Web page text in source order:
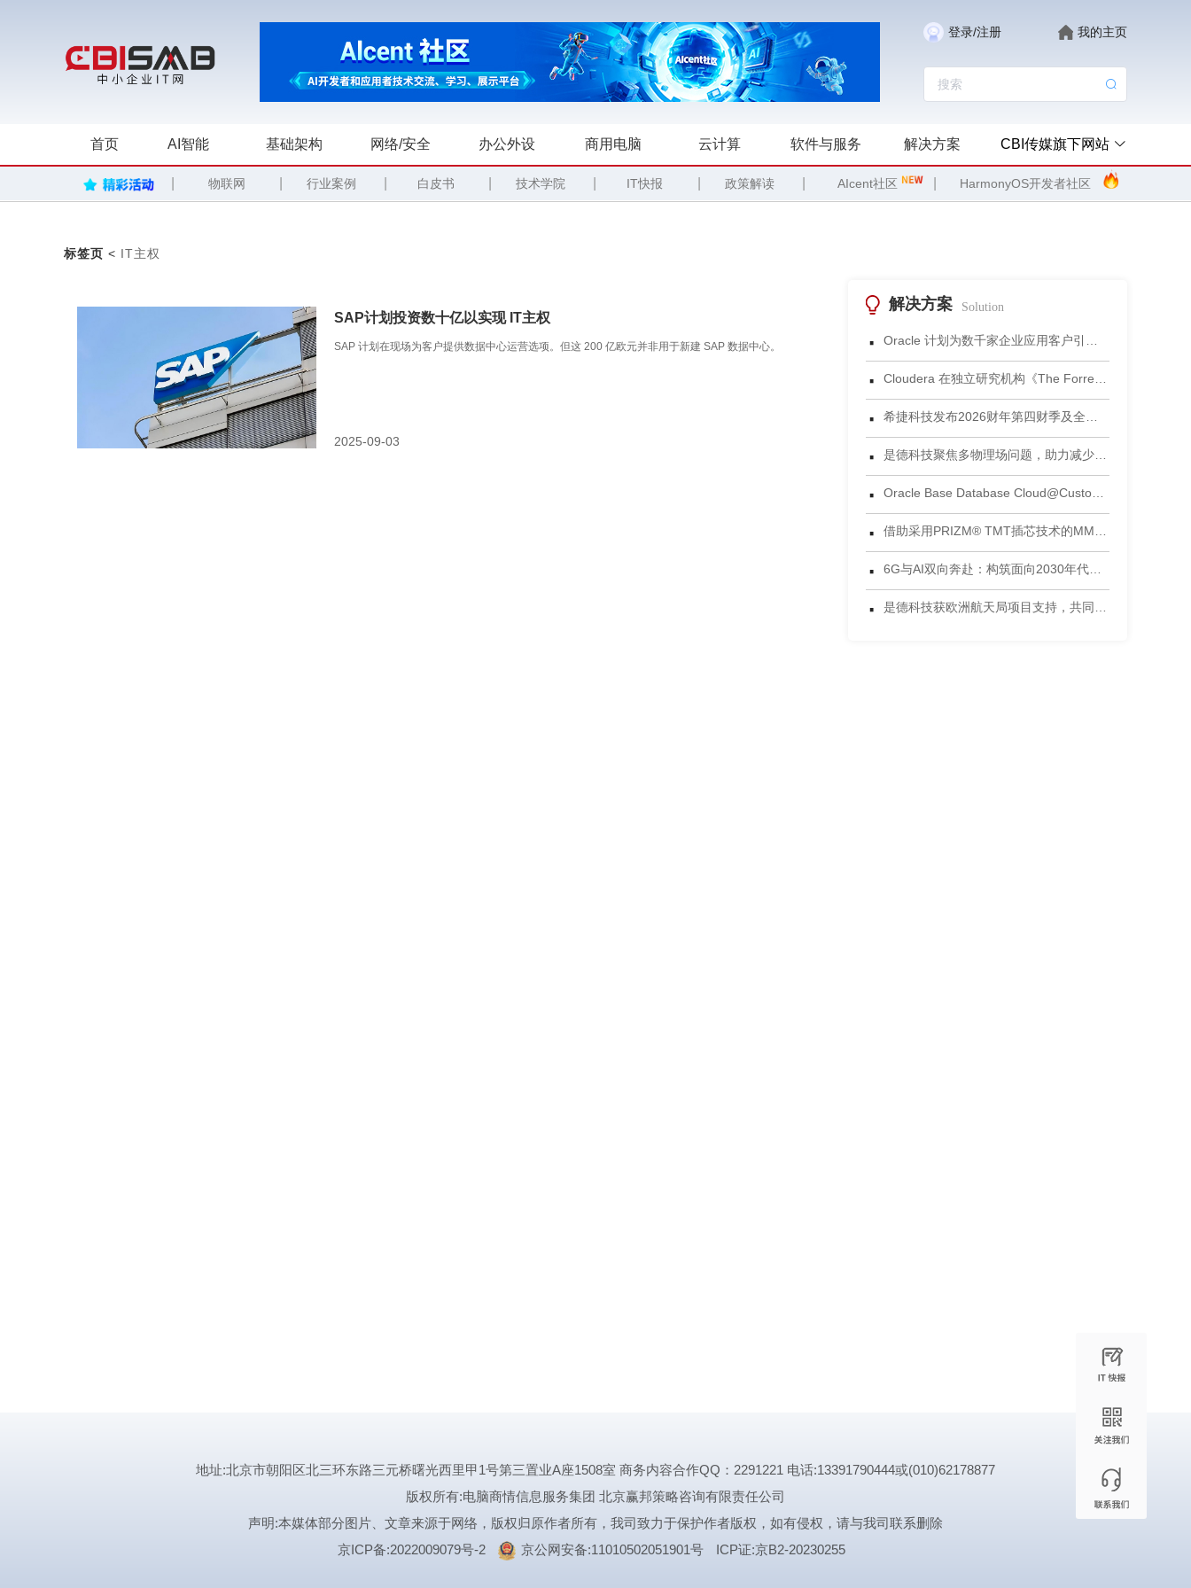
登录/注册 我的主页
首页 AI智能 基础架构 网络/安全 办公外设 商用电脑 云计算 软件与服务 解决方案 CBI传媒旗下网站
物联网 行业案例 白皮书 技术学院 IT快报 政策解读 AIcent社区 HarmonyOS开发者社区
标签页 < IT主权
SAP计划投资数十亿以实现 IT主权
SAP 计划在现场为客户提供数据中心运营选项。但这 200 亿欧元并非用于新建 SAP 数据中心。
2025-09-03
解决方案 Solution
·
·
·
·
·
·
·
·
地址:北京市朝阳区北三环东路三元桥曙光西里甲1号第三置业A座1508室 商务内容合作QQ：2291221 电话:13391790444或(010)62178877
版权所有:电脑商情信息服务集团 北京赢邦策略咨询有限责任公司
声明:本媒体部分图片、文章来源于网络，版权归原作者所有，我司致力于保护作者版权，如有侵权，请与我司联系删除
京ICP备:2022009079号-2
京公网安备:11010502051901号 ICP证:京B2-20230255